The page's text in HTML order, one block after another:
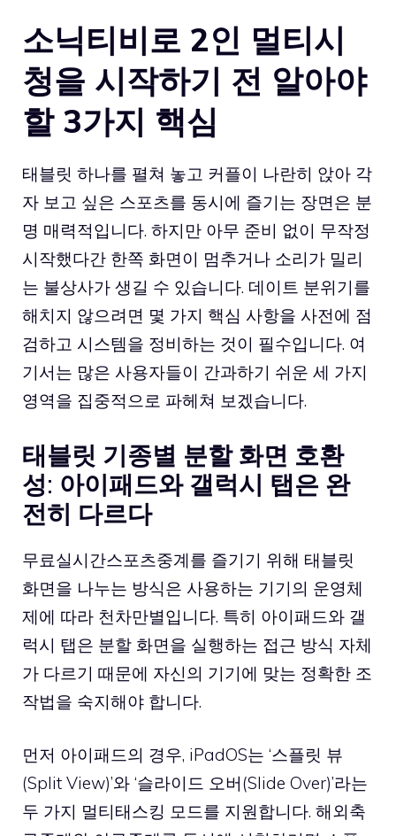
소닉티비로 2인 멀티시
청을 시작하기 전 알아야
할 3가지 핵심
태블릿 하나를 펼쳐 놓고 커플이 나란히 앉아 각
자 보고 싶은 스포츠를 동시에 즐기는 장면은 분
명 매력적입니다. 하지만 아무 준비 없이 무작정
시작했다간 한쪽 화면이 멈추거나 소리가 밀리
는 불상사가 생길 수 있습니다. 데이트 분위기를
해치지 않으려면 몇 가지 핵심 사항을 사전에 점
검하고 시스템을 정비하는 것이 필수입니다. 여
기서는 많은 사용자들이 간과하기 쉬운 세 가지
영역을 집중적으로 파헤쳐 보겠습니다.
태블릿 기종별 분할 화면 호환
성: 아이패드와 갤럭시 탭은 완
전히 다르다
무료실시간스포츠중계를 즐기기 위해 태블릿
화면을 나누는 방식은 사용하는 기기의 운영체
제에 따라 천차만별입니다. 특히 아이패드와 갤
럭시 탭은 분할 화면을 실행하는 접근 방식 자체
가 다르기 때문에 자신의 기기에 맞는 정확한 조
작법을 숙지해야 합니다.
먼저 아이패드의 경우, iPadOS는 ‘스플릿 뷰
(Split View)’와 ‘슬라이드 오버(Slide Over)’라는
두 가지 멀티태스킹 모드를 지원합니다. 해외축